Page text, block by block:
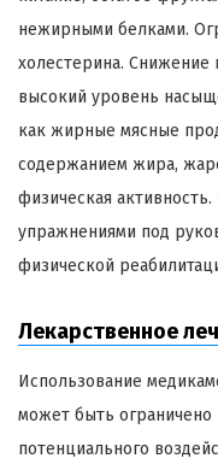
нежирными белками.
холестерина.
высокий уровень
как жирные мясные
содержанием жира,
физическая
упражнениями под
физической
Лекарственное
Использование
может быть
потенциального